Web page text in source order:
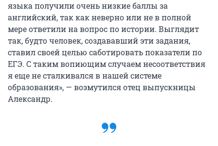
языка получили очень низкие баллы за
английский, так как неверно или не в полной
мере ответили на вопрос по истории. Выглядит
так, будто человек, создававший эти задания,
ставил своей целью саботировать показатели по
ЕГЭ. С таким вопиющим случаем несоответствия
я еще не сталкивался в нашей системе
образования», — возмутился отец выпускницы
Александр.